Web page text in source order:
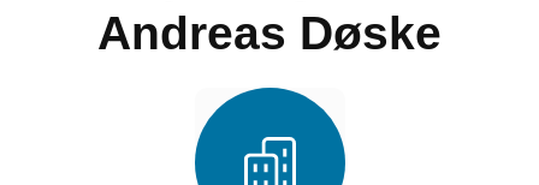
Andreas Døske